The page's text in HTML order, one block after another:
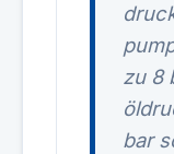
zu 8
bar